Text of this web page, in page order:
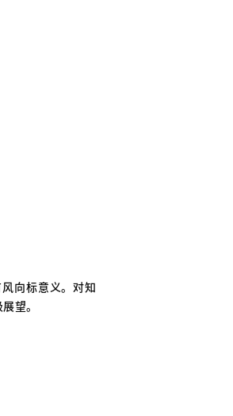
向标意义。对知
望。